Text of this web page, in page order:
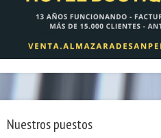
Nuestros puestos